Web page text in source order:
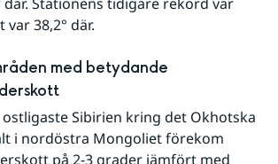
38,2° där.
med betydande
ostligaste Sibirien kring det Okhotska
i nordöstra Mongoliet förekom
på 2-3 grader jämfört med